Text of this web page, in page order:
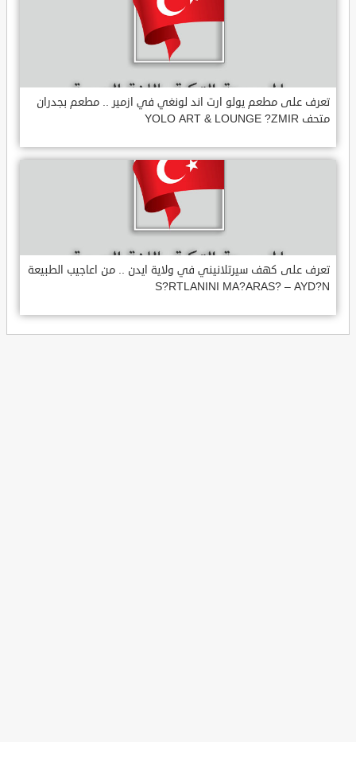
تعرف على مطعم يولو ارت اند لونغي في ازمير .. مطعم بجدران
متحف YOLO ART & LOUNGE ?ZMIR
تعرف على كهف سيرتلانيني في ولاية ايدن .. من اعاجيب الطبيعة
S?RTLANINI MA?ARAS? – AYD?N